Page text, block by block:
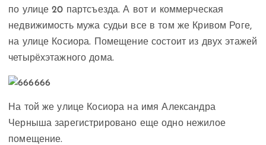
по улице 20 партсъезда. А вот и коммерческая
недвижимость мужа судьи все в том же Кривом Роге,
на улице Косиора. Помещение состоит из двух этажей
четырёхэтажного дома.
На той же улице Косиора на имя Александра
Черныша зарегистрировано еще одно нежилое
помещение.